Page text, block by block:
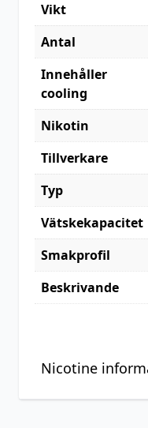
Nicotine
Vikt
Antal
Innehåller
cooling
Nikotin
Tillverkare
Typ
Vätskekapacitet
Smakprofil
Beskrivande